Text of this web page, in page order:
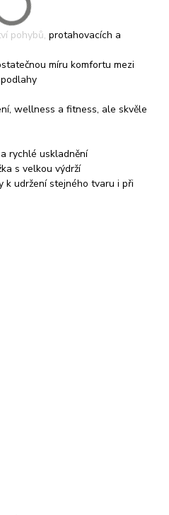
pohybů, protahovacích a
míru komfortu mezi
wellness a fitness, ale skvěle
rychlé uskladnění
s velkou výdrží
k udržení stejného tvaru i při